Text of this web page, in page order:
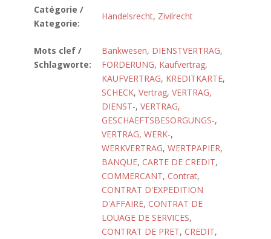
Catégorie /
Kategorie:
Handelsrecht, Zivilrecht
Mots clef /
Schlagworte:
Bankwesen, DIENSTVERTRAG,
FORDERUNG, Kaufvertrag,
KAUFVERTRAG, KREDITKARTE,
SCHECK, Vertrag, VERTRAG,
DIENST-, VERTRAG,
GESCHAEFTSBESORGUNGS-,
VERTRAG, WERK-,
WERKVERTRAG, WERTPAPIER,
BANQUE, CARTE DE CREDIT,
COMMERCANT, Contrat,
CONTRAT D'EXPEDITION
D'AFFAIRE, CONTRAT DE
LOUAGE DE SERVICES,
CONTRAT DE PRET, CREDIT,